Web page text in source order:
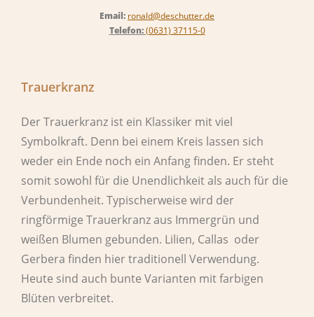
Email: ronald@deschutter.de
Telefon: (0631) 37115-0
Trauerkranz
Der Trauerkranz ist ein Klassiker mit viel
Symbolkraft. Denn bei einem Kreis lassen sich
weder ein Ende noch ein Anfang finden. Er steht
somit sowohl für die Unendlichkeit als auch für die
Verbundenheit. Typischerweise wird der
ringförmige Trauerkranz aus Immergrün und
weißen Blumen gebunden. Lilien, Callas oder
Gerbera finden hier traditionell Verwendung.
Heute sind auch bunte Varianten mit farbigen
Blüten verbreitet.